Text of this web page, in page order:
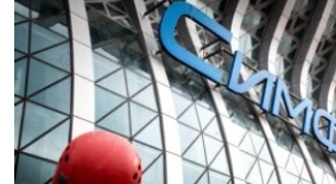
İNSAN AQLARI
VİDEO
SÜRET
BLOGLAR
FİKİR